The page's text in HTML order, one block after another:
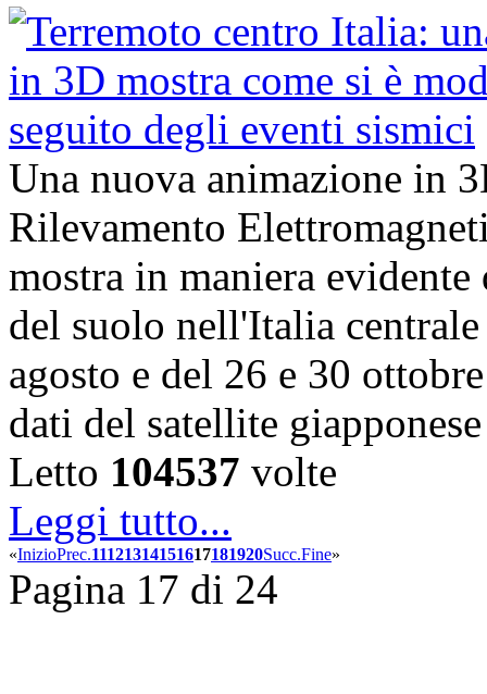
Una nuova animazione in
Rilevamento
mostra in maniera
del suolo nell'Italia
agosto e del 26 e 30
dati del satellite
Letto 104537 volte
Leggi tutto...
«InizioPrec.11121314151617181920Succ.Fine»
Pagina 17 di 24